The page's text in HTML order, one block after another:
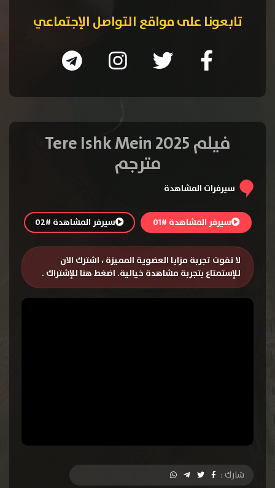
تابعونا على مواقع التواصل الإجتماعي
فيلم Tere Ishk Mein 2025
مترجم
سيرفرات المشاهدة
سيرفر المشاهدة #01 سيرفر المشاهدة #02
لا تفوت تجربة مزايا العضوية المميزة ، اشترك الان
للإستمتاع بتجربة مشاهدة خيالية. اضغط هنا للإشتراك .
شارك :